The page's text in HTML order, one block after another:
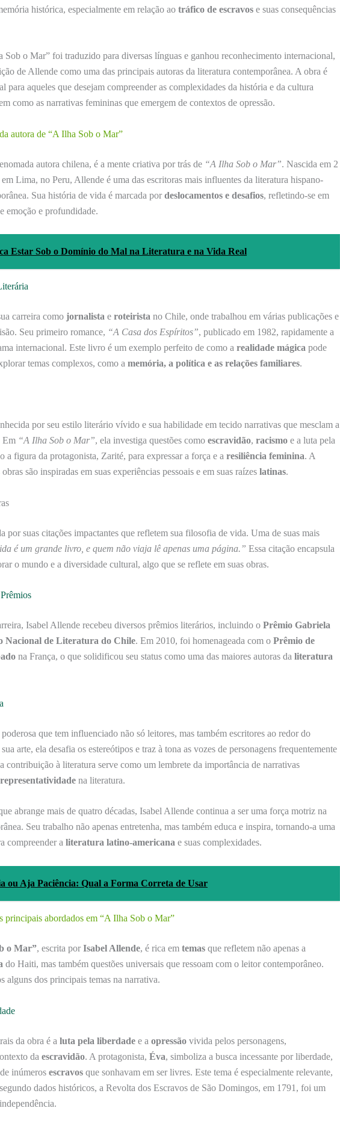
histórica, especialmente em relação ao tráfico de escravos e suas consequências
Sob o Mar” foi traduzido para diversas línguas e ganhou reconhecimento internacional,
de Allende como uma das principais autoras da literatura contemporânea. A obra é
para aqueles que desejam compreender as complexidades da história e da cultura
como as narrativas femininas que emergem de contextos de opressão.
autora de “A Ilha Sob o Mar”
autora chilena, é a mente criativa por trás de “A Ilha Sob o Mar”. Nascida em 2
Lima, no Peru, Allende é uma das escritoras mais influentes da literatura hispano-
Sua história de vida é marcada por deslocamentos e desafios, refletindo-se em
emoção e profundidade.
Estar Sob o Domínio do Mal na Literatura e na Vida Real
carreira como jornalista e roteirista no Chile, onde trabalhou em várias publicações e
Seu primeiro romance, “A Casa dos Espíritos”, publicado em 1982, rapidamente a
internacional. Este livro é um exemplo perfeito de como a realidade mágica pode
temas complexos, como a memória, a política e as relações familiares.
por seu estilo literário vívido e sua habilidade em tecido narrativas que mesclam a
Em “A Ilha Sob o Mar”, ela investiga questões como escravidão, racismo e a luta pela
a figura da protagonista, Zarité, para expressar a força e a resiliência feminina. A
são inspiradas em suas experiências pessoais e em suas raízes latinas.
por suas citações impactantes que refletem sua filosofia de vida. Uma de suas mais
é um grande livro, e quem não viaja lê apenas uma página.” Essa citação encapsula
o mundo e a diversidade cultural, algo que se reflete em suas obras.
Isabel Allende recebeu diversos prêmios literários, incluindo o Prêmio Gabriela
Nacional de Literatura do Chile. Em 2010, foi homenageada com o Prêmio de
na França, o que solidificou seu status como uma das maiores autoras da literatura
que tem influenciado não só leitores, mas também escritores ao redor do
arte, ela desafia os estereótipos e traz à tona as vozes de personagens frequentemente
contribuição à literatura serve como um lembrete da importância de narrativas
representatividade na literatura.
abrange mais de quatro décadas, Isabel Allende continua a ser uma força motriz na
Seu trabalho não apenas entretenha, mas também educa e inspira, tornando-a uma
compreender a literatura latino-americana e suas complexidades.
ou Aja Paciência: Qual a Forma Correta de Usar
principais abordados em “A Ilha Sob o Mar”
o Mar”, escrita por Isabel Allende, é rica em temas que refletem não apenas a
do Haiti, mas também questões universais que ressoam com o leitor contemporâneo.
alguns dos principais temas na narrativa.
da obra é a luta pela liberdade e a opressão vivida pelos personagens,
da escravidão. A protagonista, Éva, simboliza a busca incessante por liberdade,
inúmeros escravos que sonhavam em ser livres. Este tema é especialmente relevante,
dados históricos, a Revolta dos Escravos de São Domingos, em 1791, foi um